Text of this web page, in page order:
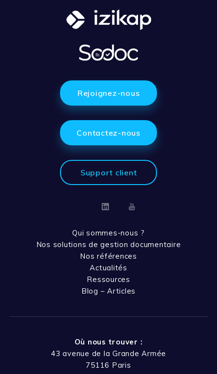
Rejoignez-nous
Contactez-nous
Support client
LinkedinYoutube
Qui sommes-nous ?
Nos solutions de gestion documentaire
Nos références
Actualités
Ressources
Blog – Articles
Où nous trouver :
43 avenue de la Grande Armée
75116 Paris